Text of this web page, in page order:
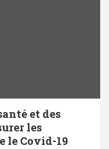
et des
les
le Covid-19